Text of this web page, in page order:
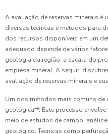
A avaliação de reservas minerais é
diversas técnicas e métodos para
dos recursos disponíveis em um
adequado depende de vários
geologia da região, a escala do
empresa mineral. A seguir,
avaliação de reservas minerais e
Um dos métodos mais comuns de
geológica**. Este processo
meio de estudos de campo,
geológico. Técnicas como